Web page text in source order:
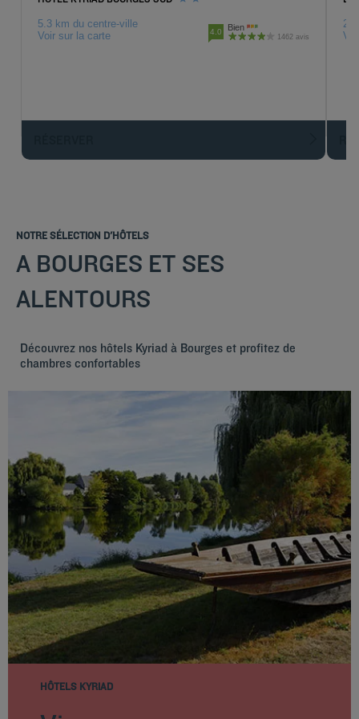
5.3 km du centre-ville
Voir sur la carte
4.0 Bien
1462 avis
NOTRE SÉLECTION D'HÔTELS
A BOURGES ET SES
ALENTOURS
Découvrez nos hôtels Kyriad à Bourges et profitez de
chambres confortables
HÔTELS KYRIAD